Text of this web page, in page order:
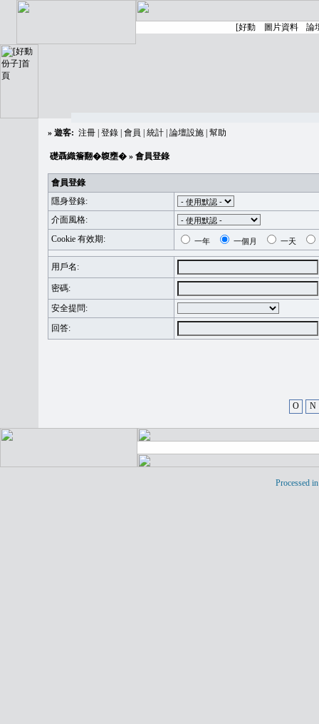
» 遊客: 注冊 登錄 會員 統計 論壇設施 幫助
礎聶織簷翻�䪖壅� » 會員登錄
會員登錄
隱身登錄:
介面風格:
Cookie 有效期:
一年 一個月 一天
用戶名:
密碼:
安全提問:
回答:
O N
Processed